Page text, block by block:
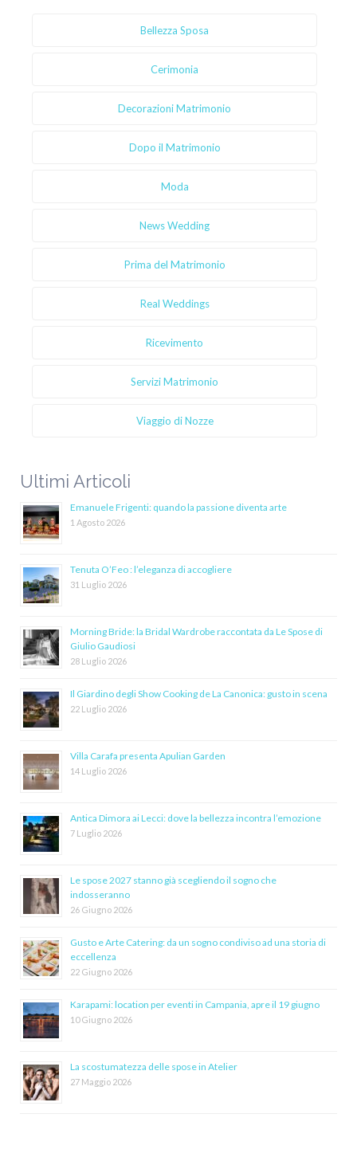
Bellezza Sposa
Cerimonia
Decorazioni Matrimonio
Dopo il Matrimonio
Moda
News Wedding
Prima del Matrimonio
Real Weddings
Ricevimento
Servizi Matrimonio
Viaggio di Nozze
Ultimi Articoli
Emanuele Frigenti: quando la passione diventa arte
1 Agosto 2026
Tenuta O’Feo : l’eleganza di accogliere
31 Luglio 2026
Morning Bride: la Bridal Wardrobe raccontata da Le Spose di
Giulio Gaudiosi
28 Luglio 2026
Il Giardino degli Show Cooking de La Canonica: gusto in scena
22 Luglio 2026
Villa Carafa presenta Apulian Garden
14 Luglio 2026
Antica Dimora ai Lecci: dove la bellezza incontra l’emozione
7 Luglio 2026
Le spose 2027 stanno già scegliendo il sogno che
indosseranno
26 Giugno 2026
Gusto e Arte Catering: da un sogno condiviso ad una storia di
eccellenza
22 Giugno 2026
Karapami: location per eventi in Campania, apre il 19 giugno
10 Giugno 2026
La scostumatezza delle spose in Atelier
27 Maggio 2026